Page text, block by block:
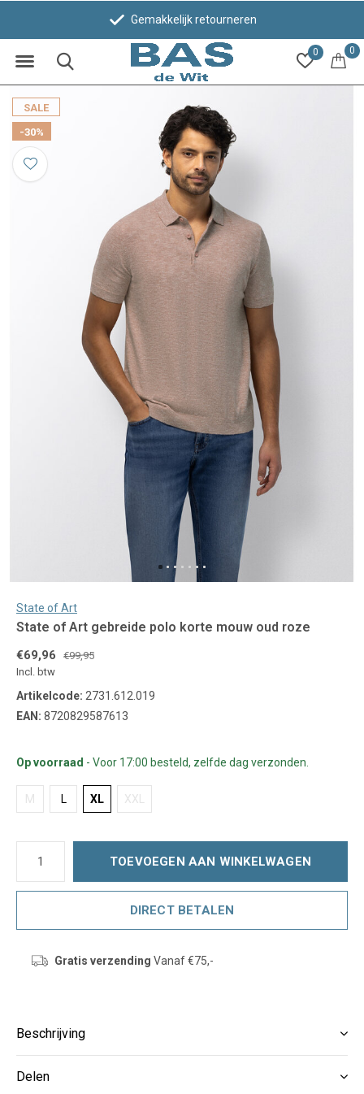
0 0
Gemakkelijk retourneren
SALE
-30%
State of Art
State of Art gebreide polo korte mouw oud roze
€69,96
€99,95
Incl. btw
Artikelcode: 2731.612.019
EAN: 8720829587613
Op voorraad - Voor 17:00 besteld, zelfde dag verzonden.
M L XL XXL
TOEVOEGEN AAN WINKELWAGEN
DIRECT BETALEN
Gratis verzending Vanaf €75,-
Beschrijving
Delen